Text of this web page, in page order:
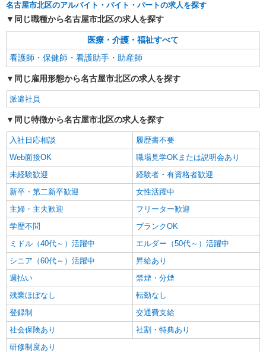
詳細を見る
株式会社kotrio /●NG-H-2031097
＜平安通駅＞週3〜＆日払いOK◎高収入な看
護スタッフ募集！
時給2300円〜2875円 ＜日払い有/週払い有/交
名古屋市北区
詳細を見る
派遣社員
株式会社kotrio /●NG-H-2093329
＜平安通駅＞元気も、プライベートも諦めない
＊週3〜OK/看護助手
時給1500円〜2125円 ＜日払い有/週払い有/交
通費全支給(ガソリン代含む)＞
北区｜最寄り：平安通駅
詳細を見る
派遣社員
株式会社kotrio /●NG-H-2093328
＜志賀本通＞元気も、プライベートも諦めない
＊週3〜OK/看護助手
名古屋市北区のアルバイト・バイト・パートの求人を探す
同じ職種から名古屋市北区の求人を探す
医療・介護・福祉すべて
看護師・保健師・看護助手・助産師
同じ雇用形態から名古屋市北区の求人を探す
派遣社員
同じ特徴から名古屋市北区の求人を探す
入社日応相談
履歴書不要
Web面接OK
職場見学OKまたは説明会あり
未経験歓迎
経験者・有資格者歓迎
新卒・第二新卒歓迎
女性活躍中
主婦・主夫歓迎
フリーター歓迎
学歴不問
ブランクOK
ミドル（40代～）活躍中
エルダー（50代～）活躍中
シニア（60代～）活躍中
昇給あり
週払い
禁煙・分煙
残業ほぼなし
転勤なし
登録制
交通費支給
社会保険あり
社割・特典あり
研修制度あり